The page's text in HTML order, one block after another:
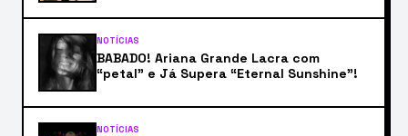
NOTÍCIAS
BABADO! Ariana Grande Lacra com
“petal” e Já Supera “Eternal Sunshine”!
NOTÍCIAS